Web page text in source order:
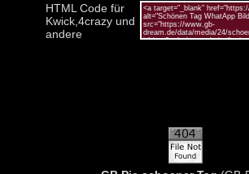
HTML Code für
Kwick,4crazy und
andere